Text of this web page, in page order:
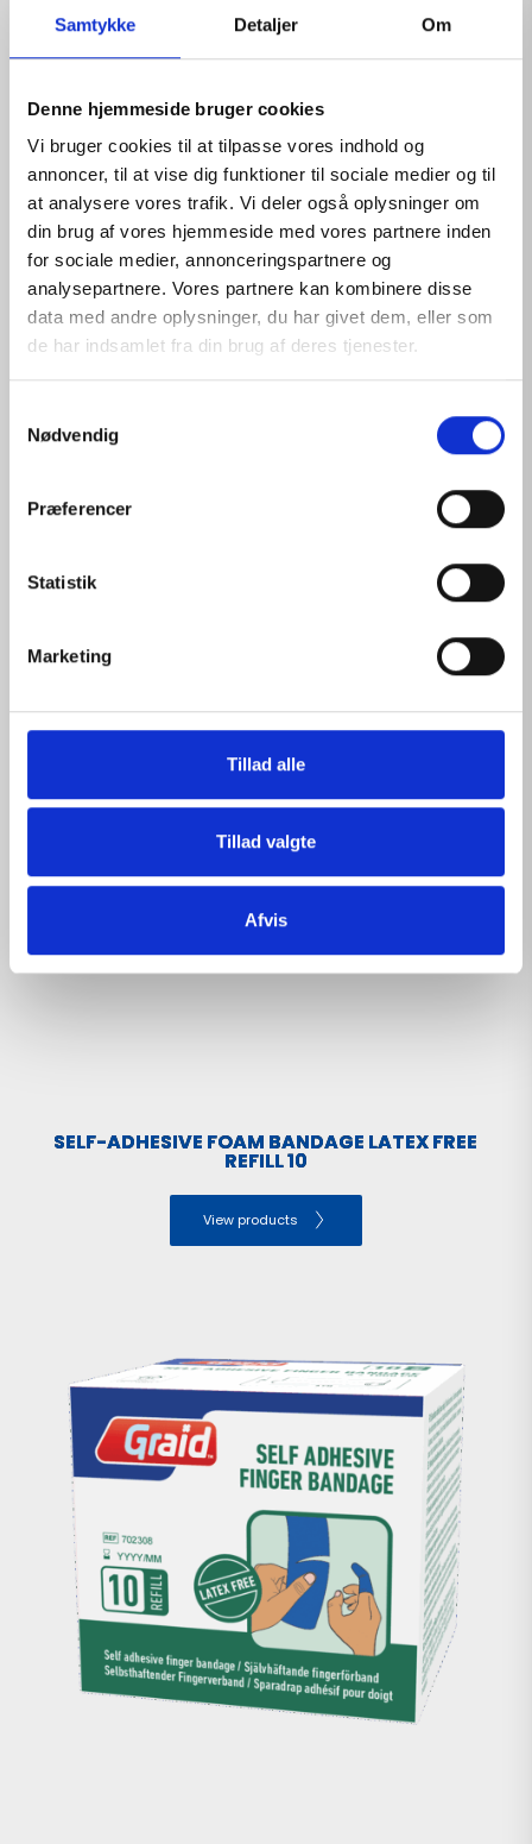
Samtykke Detaljer Om
Denne hjemmeside bruger cookies
Vi bruger cookies til at tilpasse vores indhold og
annoncer, til at vise dig funktioner til sociale medier og til
at analysere vores trafik. Vi deler også oplysninger om
din brug af vores hjemmeside med vores partnere inden
for sociale medier, annonceringspartnere og
analysepartnere. Vores partnere kan kombinere disse
data med andre oplysninger, du har givet dem, eller som
de har indsamlet fra din brug af deres tjenester.
Nødvendig
Præferencer
Statistik
Marketing
Tillad alle
Tillad valgte
Afvis
PHYSIOLOGICAL SOLUTION REFILL 16
SELF-ADHESIVE FOAM BANDAGE LATEX FREE
REFILL 10
View products